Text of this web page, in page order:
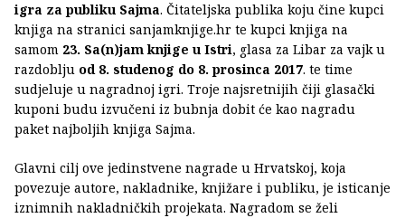
igra za publiku Sajma. Čitateljska publika koju čine kupci
knjiga na stranici sanjamknjige.hr te kupci knjiga na
samom 23. Sa(n)jam knjige u Istri, glasa za Libar za vajk u
razdoblju od 8. studenog do 8. prosinca 2017. te time
sudjeluje u nagradnoj igri. Troje najsretnijih čiji glasački
kuponi budu izvučeni iz bubnja dobit će kao nagradu
paket najboljih knjiga Sajma.
Glavni cilj ove jedinstvene nagrade u Hrvatskoj, koja
povezuje autore, nakladnike, knjižare i publiku, je isticanje
iznimnih nakladničkih projekata. Nagradom se želi